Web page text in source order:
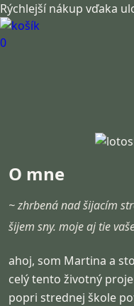
Rýchlejší nákup vďaka
0
O mne
~ zhrbená nad šijacím
šijem sny. moje aj tie
ahoj, som Martina a
celý tento životný
popri strednej škole